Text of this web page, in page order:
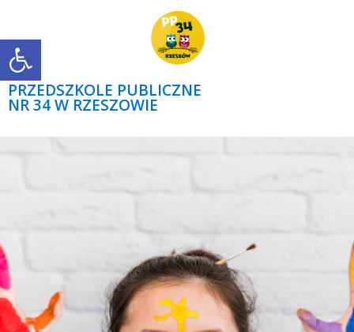
Open toolbar
PRZEDSZKOLE PUBLICZNE
NR 34 W RZESZOWIE